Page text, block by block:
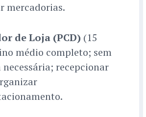
mercadorias.
de Loja (PCD) (15
médio completo; sem
recepcionar